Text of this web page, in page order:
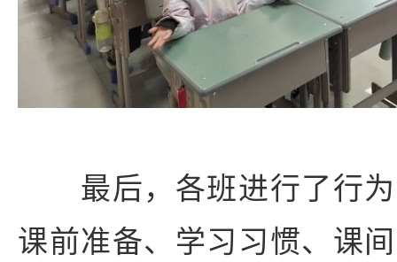
最后，各班进行了行为
课前准备、学习习惯、课